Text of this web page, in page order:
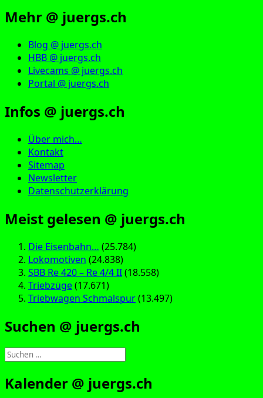
Mehr @ juergs.ch
Blog @ juergs.ch
HBB @ juergs.ch
Livecams @ juergs.ch
Portal @ juergs.ch
Infos @ juergs.ch
Über mich…
Kontakt
Sitemap
Newsletter
Datenschutzerklärung
Meist gelesen @ juergs.ch
Die Eisenbahn… (25.784)
Lokomotiven (24.838)
SBB Re 420 – Re 4/4 II(18.558)
Triebzüge(17.671)
Triebwagen Schmalspur(13.497)
Suchen @ juergs.ch
Suchen
nach:
Kalender @ juergs.ch